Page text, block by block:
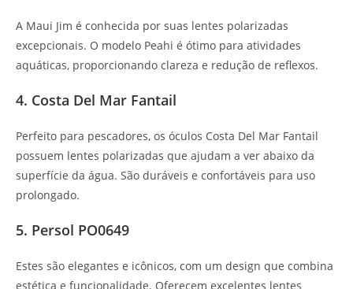
A Maui Jim é conhecida por suas lentes polarizadas
excepcionais. O modelo Peahi é ótimo para atividades
aquáticas, proporcionando clareza e redução de reflexos.
4. Costa Del Mar Fantail
Perfeito para pescadores, os óculos Costa Del Mar Fantail
possuem lentes polarizadas que ajudam a ver abaixo da
superfície da água. São duráveis e confortáveis para uso
prolongado.
5. Persol PO0649
Estes são elegantes e icônicos, com um design que combina
estética e funcionalidade. Oferecem excelentes lentes